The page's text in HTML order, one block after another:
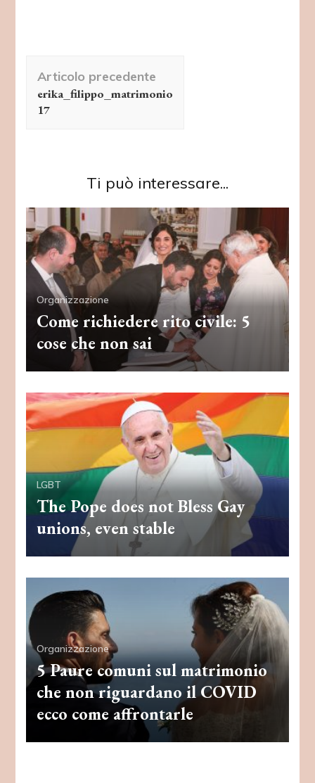
articolo
Articolo precedente
erika_filippo_matrimonio
17
Ti può interessare...
Organizzazione
Come richiedere rito civile: 5
cose che non sai
LGBT
The Pope does not Bless Gay
unions, even stable
Organizzazione
5 Paure comuni sul matrimonio
che non riguardano il COVID
ecco come affrontarle